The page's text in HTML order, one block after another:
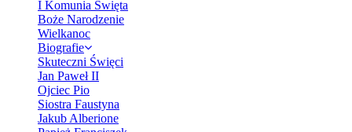
I Komunia Święta
Boże Narodzenie
Wielkanoc
Biografie
Skuteczni Święci
Jan Paweł II
Ojciec Pio
Siostra Faustyna
Jakub Alberione